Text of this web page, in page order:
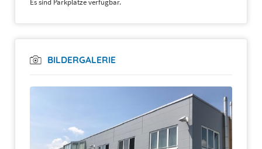
um Strafporto zu vermeiden. Wir erstatten Ihnen
den Portobetrag dann umgehend zurück.
Bei Rücksendungen die unfrei an uns erfolgen wird aus
Kostengründen die Annahme verweigert!
BILDERGALERIE